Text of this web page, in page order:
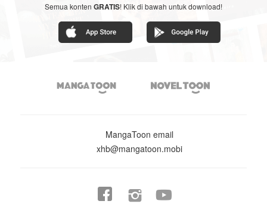
Semua konten GRATIS! Klik di bawah untuk download!
 
MangaToon email
xhb@mangatoon.mobi
 